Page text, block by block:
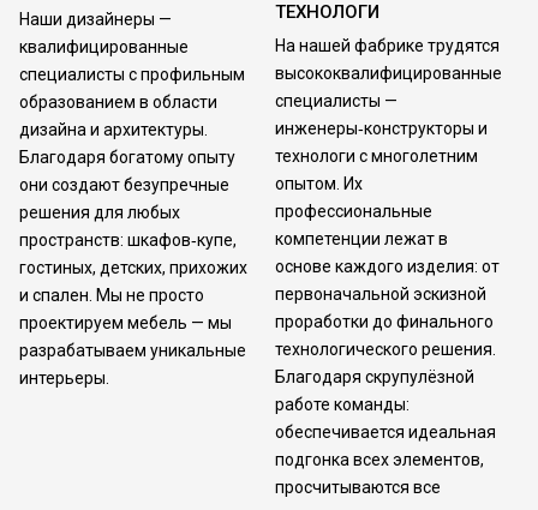
Наши дизайнеры —
квалифицированные
специалисты с профильным
образованием в области
дизайна и архитектуры.
Благодаря богатому опыту
они создают безупречные
решения для любых
пространств: шкафов‑купе,
гостиных, детских, прихожих
и спален. Мы не просто
проектируем мебель — мы
разрабатываем уникальные
интерьеры.
ТЕХНОЛОГИ
На нашей фабрике трудятся
высококвалифицированные
специалисты —
инженеры‑конструкторы и
технологи с многолетним
опытом. Их
профессиональные
компетенции лежат в
основе каждого изделия: от
первоначальной эскизной
проработки до финального
технологического решения.
Благодаря скрупулёзной
работе команды:
обеспечивается идеальная
подгонка всех элементов,
просчитываются все